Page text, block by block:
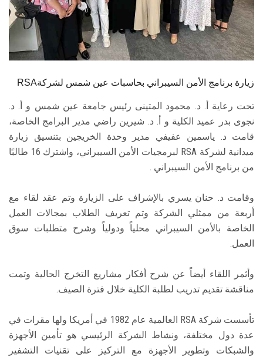
الخريجين
الموظفون
الزائـرون
سجل الان
RSAزيارة برنامج الأمن السيبراني بحاسبات عين شمس لشركة
تحت رعاية أ. د. محمود المتينى رئيس جامعة عين شمس و أ. د.
نجوى بدر عميد الكلية و أ. د. شيرين راضي مدير البرامج الخاصة،
قامت د. ياسمين عفيفي مدير وحدة الخريجين بتنسيق زيارة
ميدانية لشركة RSA لبرمجيات الأمن السيبراني، واشترك 16 طالبًا
من برنامج الأمن السيبراني .
وقامت د. حنان يسري بالإشراف على الزيارة وتم عقد لقاء مع
أربعة من ممثلي الشركة وتم تعريف الطلاب بمجالات العمل
الخاصة بالأمن السيبراني محلياً ودولياً وشرح متطلبات سوق
العمل.
وأثمر اللقاء أيضاً عن شرح أفكار مشاريع التخرج الحالية وتمت
مناقشة تقديم تدريب لطلبة الكلية خلال فترة الصيف.
تأسست شركة RSA العالمية عام 1982 في أمريكا ولها مقرات في
عدة دول مختلفة، ونشاط الشركة الرئيسي هو تأمين الأجهزة
والشبكات وتطوير الأجهزة مع التركيز على تقنيات التشفير